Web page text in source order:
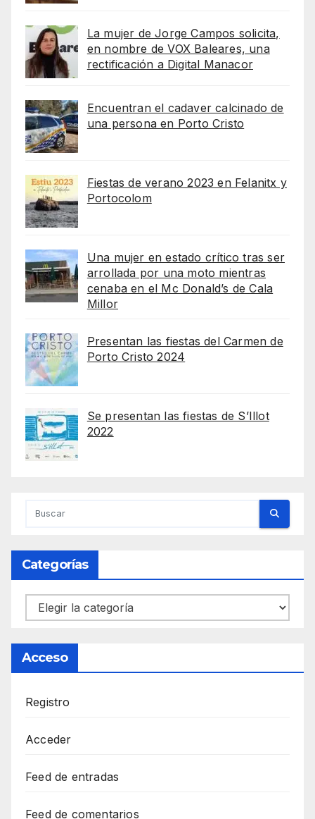
La mujer de Jorge Campos solicita,
en nombre de VOX Baleares, una
rectificación a Digital Manacor
Encuentran el cadaver calcinado de
una persona en Porto Cristo
Fiestas de verano 2023 en Felanitx y
Portocolom
Una mujer en estado crítico tras ser
arrollada por una moto mientras
cenaba en el Mc Donald’s de Cala
Millor
Presentan las fiestas del Carmen de
Porto Cristo 2024
Se presentan las fiestas de S’Illot
2022
Categorías
Categorías
Acceso
Registro
Acceder
Feed de entradas
Feed de comentarios